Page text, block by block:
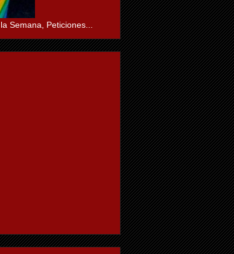
Semana, Peticiones...